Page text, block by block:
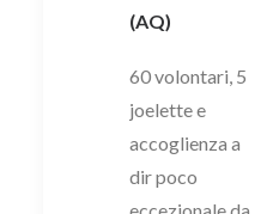
(AQ)
60 volontari, 5
joelette e
accoglienza a
dir poco